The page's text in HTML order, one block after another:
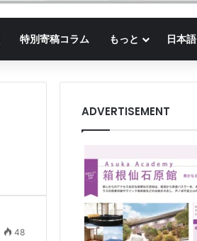
特別寄稿コラム もっと 日本語
48
ADVERTISEMENT